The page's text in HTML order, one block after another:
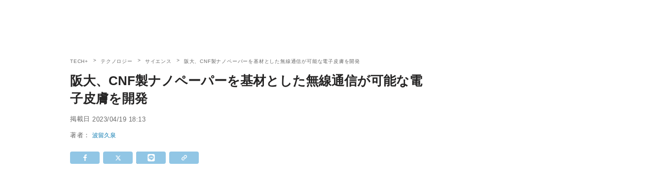
TECH+ テクノロジー サイエンス 阪大、CNF製ナノペーパーを基材とした無線通信が可能な電子皮膚を開発
阪大、CNF製ナノペーパーを基材とした無線通信が可能な電
子皮膚を開発
掲載日 2023/04/19 18:13
著者：波留久泉